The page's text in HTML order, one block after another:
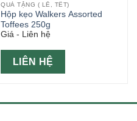
QUÀ TẶNG ( LỄ, TẾT)
Hộp kẹo Walkers Assorted
Toffees 250g
Giá - Liên hệ
LIÊN HỆ